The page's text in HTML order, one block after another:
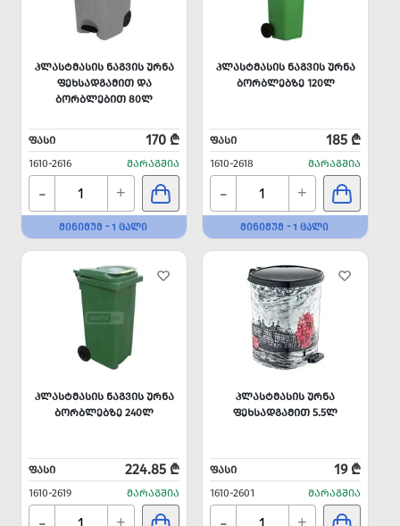
ᲞᲚᲐᲡᲢᲛᲐᲡᲘᲡ ᲜᲐᲒᲕᲘᲡ ᲣᲠᲜᲐ
ᲤᲔᲮᲡᲐᲓᲒᲐᲛᲘᲗ ᲓᲐ
ᲑᲝᲠᲑᲚᲔᲑᲘᲗ 80Ლ
ᲤᲐᲡᲘ 170 ₾
1610-2616 ᲛᲐᲠᲐᲒᲨᲘᲐ
- +
ᲛᲘᲜᲘᲛᲣᲛ - 1 ᲪᲐᲚᲘ
ᲞᲚᲐᲡᲢᲛᲐᲡᲘᲡ ᲜᲐᲒᲕᲘᲡ ᲣᲠᲜᲐ
ᲑᲝᲠᲑᲚᲔᲑᲖᲔ 120Ლ
ᲤᲐᲡᲘ 185 ₾
1610-2618 ᲛᲐᲠᲐᲒᲨᲘᲐ
- +
ᲛᲘᲜᲘᲛᲣᲛ - 1 ᲪᲐᲚᲘ
ᲞᲚᲐᲡᲢᲛᲐᲡᲘᲡ ᲜᲐᲒᲕᲘᲡ ᲣᲠᲜᲐ
ᲑᲝᲠᲑᲚᲔᲑᲖᲔ 240Ლ
ᲤᲐᲡᲘ 224.85 ₾
1610-2619 ᲛᲐᲠᲐᲒᲨᲘᲐ
ᲞᲚᲐᲡᲢᲛᲐᲡᲘᲡ ᲣᲠᲜᲐ
ᲤᲔᲮᲡᲐᲓᲒᲐᲛᲘᲗ 5.5Ლ
ᲤᲐᲡᲘ 19 ₾
1610-2601 ᲛᲐᲠᲐᲒᲨᲘᲐ